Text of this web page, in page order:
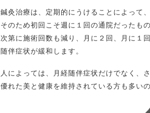
鍼灸治療は、定期的にうけることによって
そのため初回こそ週に１回の通院だったもの
次第に施術回数も減り、月に２回、月に１
随伴症状が緩和します。
人によっては、月経随伴症状だけでなく、
優れた美と健康を維持されている方も多い